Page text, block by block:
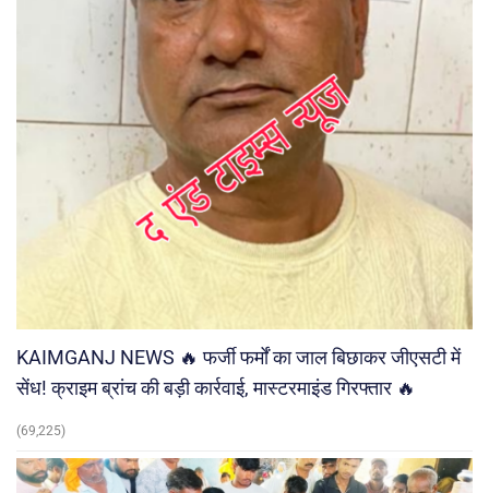
KAIMGANJ NEWS 🔥 फर्जी फर्मों का जाल बिछाकर जीएसटी में
सेंध! क्राइम ब्रांच की बड़ी कार्रवाई, मास्टरमाइंड गिरफ्तार 🔥
(69,225)